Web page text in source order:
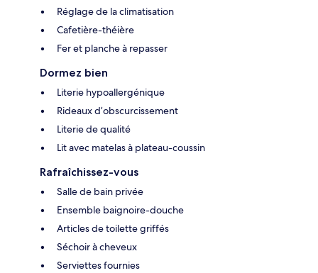
Réglage de la climatisation
Cafetière-théière
Fer et planche à repasser
Dormez bien
Literie hypoallergénique
Rideaux d’obscurcissement
Literie de qualité
Lit avec matelas à plateau-coussin
Rafraîchissez-vous
Salle de bain privée
Ensemble baignoire-douche
Articles de toilette griffés
Séchoir à cheveux
Serviettes fournies